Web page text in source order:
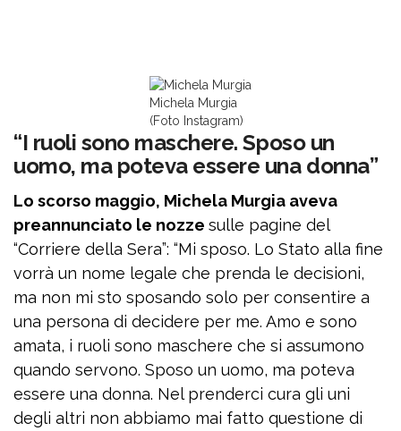
Michela Murgia
(Foto Instagram)
“I ruoli sono maschere. Sposo un
uomo, ma poteva essere una donna”
Lo scorso maggio, Michela Murgia aveva
preannunciato le nozze sulle pagine del
“Corriere della Sera”: “Mi sposo. Lo Stato alla fine
vorrà un nome legale che prenda le decisioni,
ma non mi sto sposando solo per consentire a
una persona di decidere per me. Amo e sono
amata, i ruoli sono maschere che si assumono
quando servono. Sposo un uomo, ma poteva
essere una donna. Nel prenderci cura gli uni
degli altri non abbiamo mai fatto questione di